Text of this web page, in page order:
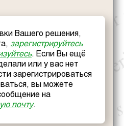
Вашего решения,
зарегистрируйтесь
. Если Вы ещё
или у вас нет
зарегистрироваться
вы можете
на
почту.